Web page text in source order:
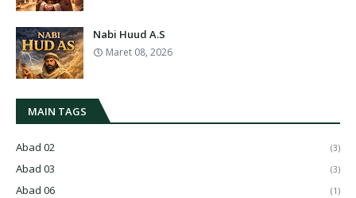
Nabi Huud A.S
Maret 08, 2026
MAIN TAGS
Abad 02 (3)
Abad 03 (3)
Abad 06 (1)